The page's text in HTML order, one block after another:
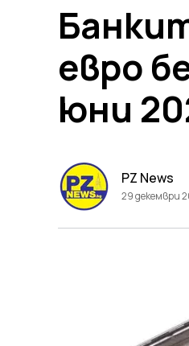
евро
юни
PZ News
29 декември